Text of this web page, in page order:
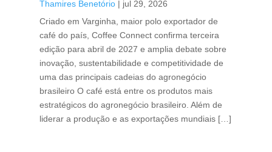
Thamires Benetório | jul 29, 2026
Criado em Varginha, maior polo exportador de
café do país, Coffee Connect confirma terceira
edição para abril de 2027 e amplia debate sobre
inovação, sustentabilidade e competitividade de
uma das principais cadeias do agronegócio
brasileiro O café está entre os produtos mais
estratégicos do agronegócio brasileiro. Além de
liderar a produção e as exportações mundiais […]